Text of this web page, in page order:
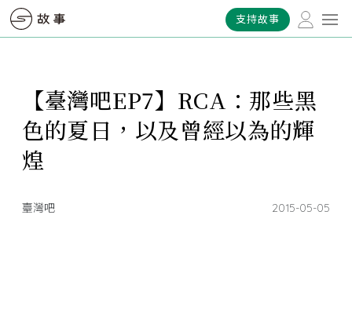
支持故事
【臺灣吧EP7】RCA：那些黑
色的夏日，以及曾經以為的輝
煌
臺灣吧 2015-05-05